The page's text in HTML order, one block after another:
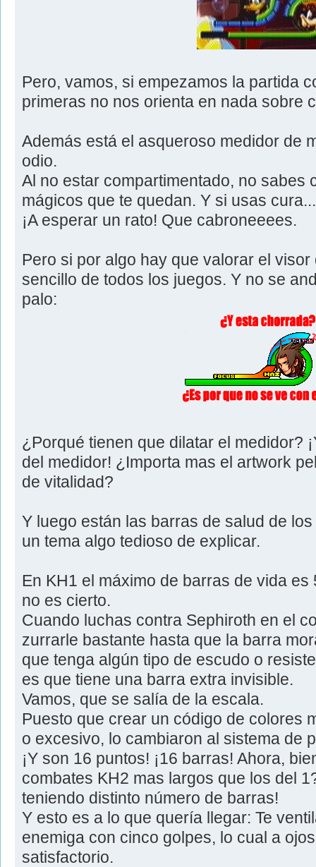
Pero, vamos, si empezamos la partida
primeras no nos orienta en nada sobre
Además está el asqueroso medidor de
odio.
Al no estar compartimentado, no sabes
mágicos que te quedan. Y si usas
¡A esperar un rato! Que cabroneeees.
Pero si por algo hay que valorar el
sencillo de todos los juegos. Y no se
palo:
¿Porqué tienen que dilatar el medidor?
del medidor! ¿Importa mas el artwork
de vitalidad?
Y luego están las barras de salud de
un tema algo tedioso de explicar.
En KH1 el máximo de barras de vida
no es cierto.
Cuando luchas contra Sephiroth en el
zurrarle bastante hasta que la barra
que tenga algún tipo de escudo o
es que tiene una barra extra invisible.
Vamos, que se salía de la escala.
Puesto que crear un código de colores
o excesivo, lo cambiaron al sistema de
¡Y son 16 puntos! ¡16 barras! Ahora,
combates KH2 mas largos que los del
teniendo distinto número de barras!
Y esto es a lo que quería llegar: Te
enemiga con cinco golpes, lo cual a
satisfactorio.